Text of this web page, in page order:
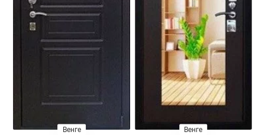
Венге
Беленый дуб Венге